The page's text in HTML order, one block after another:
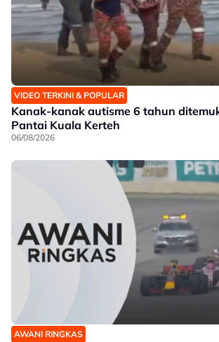
VIDEO TERKINI & POPULAR
Kanak-kanak autisme 6 tahun
Pantai Kuala Kerteh
06/08/2026
AWANI RINGKAS